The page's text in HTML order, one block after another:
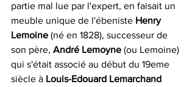
partie mal lue par l'expert, en faisait un
meuble unique de l'ébeniste Henry
Lemoine (né en 1828), successeur de
son père, André Lemoyne (ou Lemoine)
qui s'était associé au début du 19eme
siècle à Louis-Edouard Lemarchand